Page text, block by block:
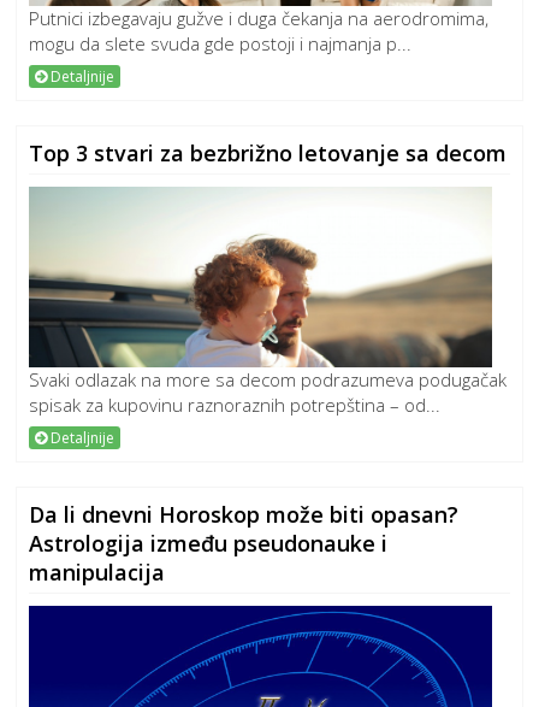
Putnici izbegavaju gužve i duga čekanja na aerodromima,
mogu da slete svuda gde postoji i najmanja p...
Detaljnije
Top 3 stvari za bezbrižno letovanje sa decom
Svaki odlazak na more sa decom podrazumeva podugačak
spisak za kupovinu raznoraznih potrepština – od...
Detaljnije
Da li dnevni Horoskop može biti opasan?
Astrologija između pseudonauke i
manipulacija